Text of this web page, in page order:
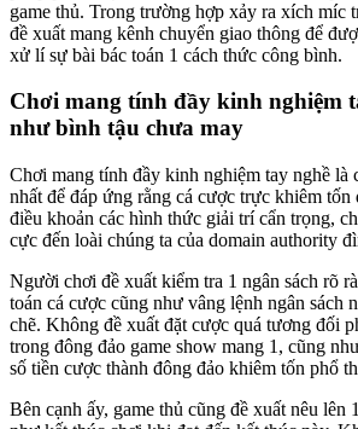
game thủ. Trong trường hợp xảy ra xích míc
đề xuất mang kênh chuyển giao thông để
xử lí sự bài bác toán 1 cách thức công bình.
Chơi mang tính đầy kinh nghiệm
như bình tậu chưa may
Chơi mang tính đầy kinh nghiệm tay nghề là
nhất để đáp ứng rằng cá cược trực khiêm
điều khoản các hình thức giải trí cẩn trọng,
cực đến loài chúng ta của domain authority
Người chơi đề xuất kiểm tra 1 ngân sách rõ
toán cá cược cũng như vâng lệnh ngân sách
chẽ. Không đề xuất đặt cược quá tương đối
trong đông đảo game show mang 1, cũng
số tiền cược thành đông đảo khiêm tốn phổ
Bên cạnh ấy, game thủ cũng đề xuất nêu lên